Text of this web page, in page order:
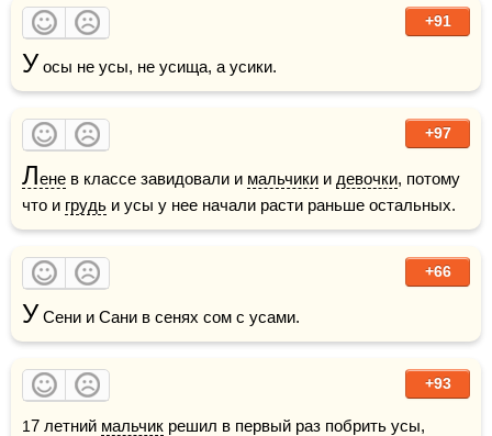
+91
У осы не усы, не усища, а усики.
+97
Лене в классе завидовали и мальчики и девочки, потому
что и грудь и усы у нее начали расти раньше остальных.
+66
У Сени и Сани в сенях сом с усами.
+93
17 летний мальчик решил в первый раз побрить усы,